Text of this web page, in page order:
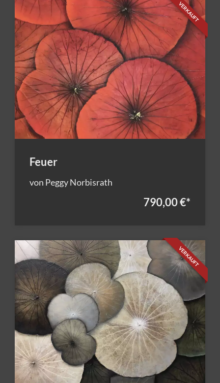
VERKAUFT
Feuer
von Peggy Norbisrath
790,00 €*
VERKAUFT